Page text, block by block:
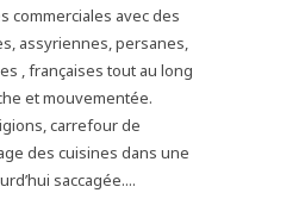
commerciales avec des
assyriennes, persanes,
, françaises tout au long
et mouvementée.
carrefour de
des cuisines dans une
saccagée....